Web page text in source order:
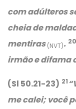
com adúlteros
cheia de
mentiras(NVT). 20
irmão e difama
(Sl 50.21-23) 21“
me calei; você